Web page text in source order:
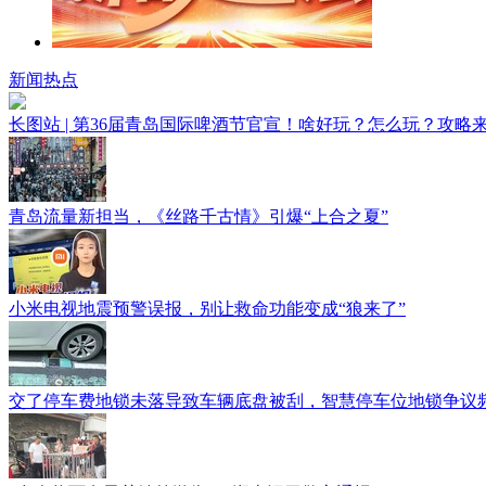
新闻热点
长图站 | 第36届青岛国际啤酒节官宣！啥好玩？怎么玩？攻略
青岛流量新担当，《丝路千古情》引爆“上合之夏”
小米电视地震预警误报，别让救命功能变成“狼来了”
交了停车费地锁未落导致车辆底盘被刮，智慧停车位地锁争议